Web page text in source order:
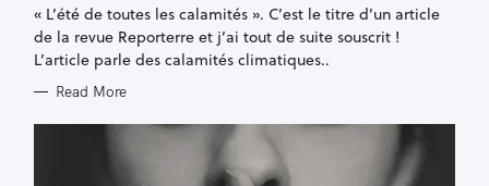
O
R
I
E
S
« L’été de toutes les calamités ». C’est le titre d’un article
de la revue Reporterre et j’ai tout de suite souscrit !
L’article parle des calamités climatiques..
Read More